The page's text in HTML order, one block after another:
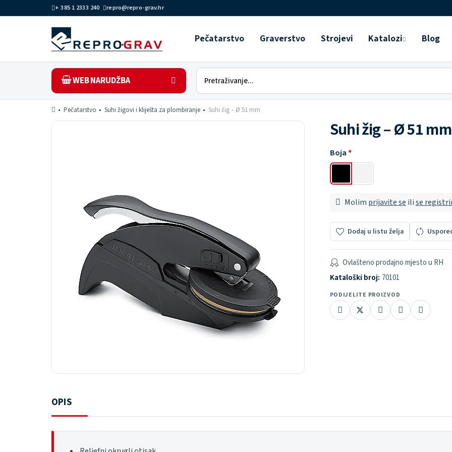
+ 385 1 2333 240 repro@repro-grav.hr
Pečatarstvo Graverstvo Strojevi Katalozi Blog
WEB NARUDŽBA
Pečatarstvo Suhi žigovi i kliješta za plombiranje Suhi žig – Ø 51 mm
Suhi žig – Ø 51 mm
Boja
Molim prijavite se ilise
Dodaj u listu želja
Ovlašteno prodajno mjesto u RH
Kataloški broj: 70101
PODIJELITE PROIZVOD
OPIS